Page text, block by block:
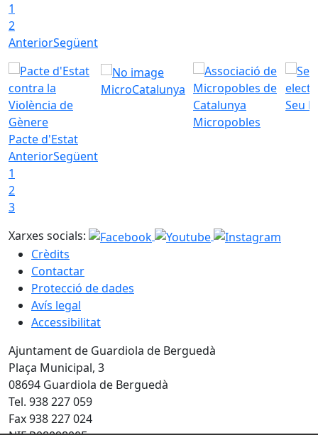
1
2
AnteriorSegüent
Pacte d'Estat
MicroCatalunya
Micropobles
Seu
AnteriorSegüent
1
2
3
Xarxes socials:
Crèdits
Contactar
Protecció de dades
Avís legal
Accessibilitat
Ajuntament de Guardiola de Berguedà
Plaça Municipal, 3
08694 Guardiola de Berguedà
Tel. 938 227 059
Fax 938 227 024